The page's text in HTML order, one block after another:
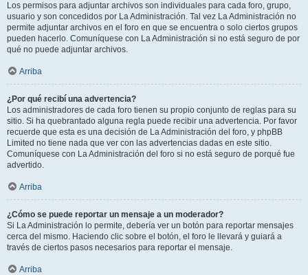
Los permisos para adjuntar archivos son individuales para cada foro, grupo,
usuario y son concedidos por La Administración. Tal vez La Administración no
permite adjuntar archivos en el foro en que se encuentra o solo ciertos grupos
pueden hacerlo. Comuníquese con La Administración si no está seguro de por
qué no puede adjuntar archivos.
Arriba
¿Por qué recibí una advertencia?
Los administradores de cada foro tienen su propio conjunto de reglas para su
sitio. Si ha quebrantado alguna regla puede recibir una advertencia. Por favor
recuerde que esta es una decisión de La Administración del foro, y phpBB
Limited no tiene nada que ver con las advertencias dadas en este sitio.
Comuníquese con La Administración del foro si no está seguro de porqué fue
advertido.
Arriba
¿Cómo se puede reportar un mensaje a un moderador?
Si La Administración lo permite, debería ver un botón para reportar mensajes
cerca del mismo. Haciendo clic sobre el botón, el foro le llevará y guiará a
través de ciertos pasos necesarios para reportar el mensaje.
Arriba